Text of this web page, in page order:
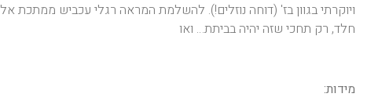
ויוקרתי בגוון בז' (דוחה נוזלים!). להשלמת המראה רגלי עכביש ממתכת אל
חלד, רק תחכי שזה יהיה בביתת… ואו
מידות: